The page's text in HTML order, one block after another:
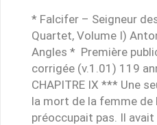
* Falcifer – Seigneur
Quartet, Volume I)
Angles * Première
corrigée (v.1.01) 119
CHAPITRE IX *** Une
la mort de la femme de
préoccupait pas. Il